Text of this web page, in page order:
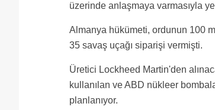
üzerinde anlaşmaya varmasıyla
Almanya hükümeti, ordunun 100
35 savaş uçağı siparişi vermişti.
Üretici Lockheed Martin'den
kullanılan ve ABD nükleer
planlanıyor.